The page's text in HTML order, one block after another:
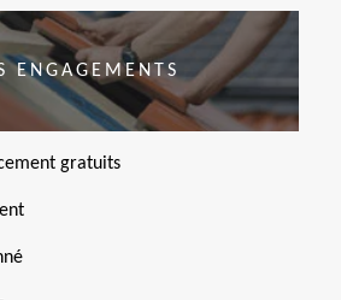
ENGAGEMENTS
gratuits